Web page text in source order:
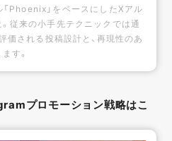
Phoenix」をベースにしたXアル
従来の小手先テクニックでは通
価される投稿設計と、再現性のあ
す。
プロモーション戦略はこ